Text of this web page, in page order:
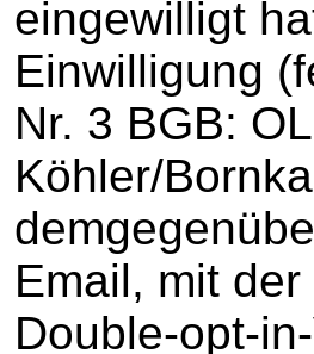
eingewilligt
Einwilligung
Nr. 3 BGB:
Köhler/
Email, mit
Double-opt-